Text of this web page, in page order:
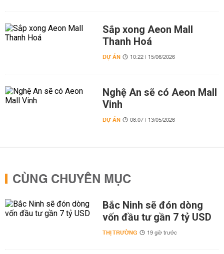
Sắp xong Aeon Mall
Thanh Hoá
DỰ ÁN 10:22 | 15/06/2026
Nghệ An sẽ có Aeon Mall
Vinh
DỰ ÁN 08:07 | 13/05/2026
CÙNG CHUYÊN MỤC
Bắc Ninh sẽ đón dòng
vốn đầu tư gần 7 tỷ USD
THỊ TRƯỜNG 19 giờ trước